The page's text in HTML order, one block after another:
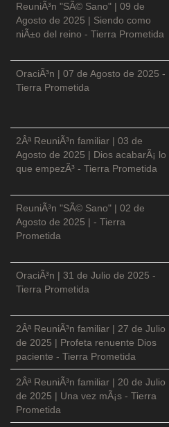
ReuniÃ³n "SÃ© Sano" | 09 de
Agosto de 2025 | Siendo como
niÃ±o del reino - Tierra Prometida
OraciÃ³n | 07 de Agosto de 2025 -
Tierra Prometida
2Âª ReuniÃ³n familiar | 03 de
Agosto de 2025 | Dios acabarÃ¡ lo
que empezÃ³ - Tierra Prometida
ReuniÃ³n "SÃ© Sano" | 02 de
Agosto de 2025 | - Tierra
Prometida
OraciÃ³n | 31 de Julio de 2025 -
Tierra Prometida
2Âª ReuniÃ³n familiar | 27 de Julio
de 2025 | Profeta renuente Dios
paciente - Tierra Prometida
2Âª ReuniÃ³n familiar | 20 de Julio
de 2025 | Una vez mÃ¡s - Tierra
Prometida